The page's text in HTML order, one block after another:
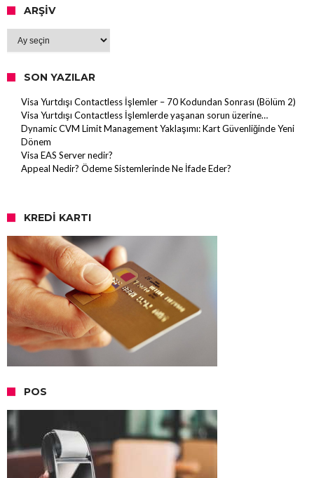
ARŞIV
SON YAZILAR
Visa Yurtdışı Contactless İşlemler – 70 Kodundan Sonrası (Bölüm 2)
Visa Yurtdışı Contactless İşlemlerde yaşanan sorun üzerine…
Dynamic CVM Limit Management Yaklaşımı: Kart Güvenliğinde Yeni
Dönem
Visa EAS Server nedir?
Appeal Nedir? Ödeme Sistemlerinde Ne İfade Eder?
KREDI KARTI
POS